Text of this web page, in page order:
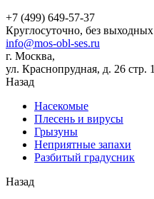
+7 (499) 649-57-37
Круглосуточно, без выходных
info@mos-obl-ses.ru
г. Москва,
ул. Краснопрудная, д. 26 стр. 1
Назад
Насекомые
Плесень и вирусы
Грызуны
Неприятные запахи
Разбитый градусник
Назад